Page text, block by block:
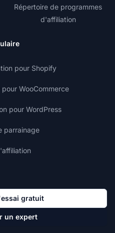
Répertoire de programmes
d'affiliation
pour Shopify
WooCommerce
pour WordPress
parrainage
gratuit
un expert